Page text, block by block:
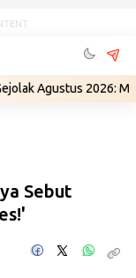
2026: Masuk
Sebut